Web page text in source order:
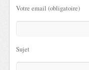
Votre email (obligatoire)
Sujet